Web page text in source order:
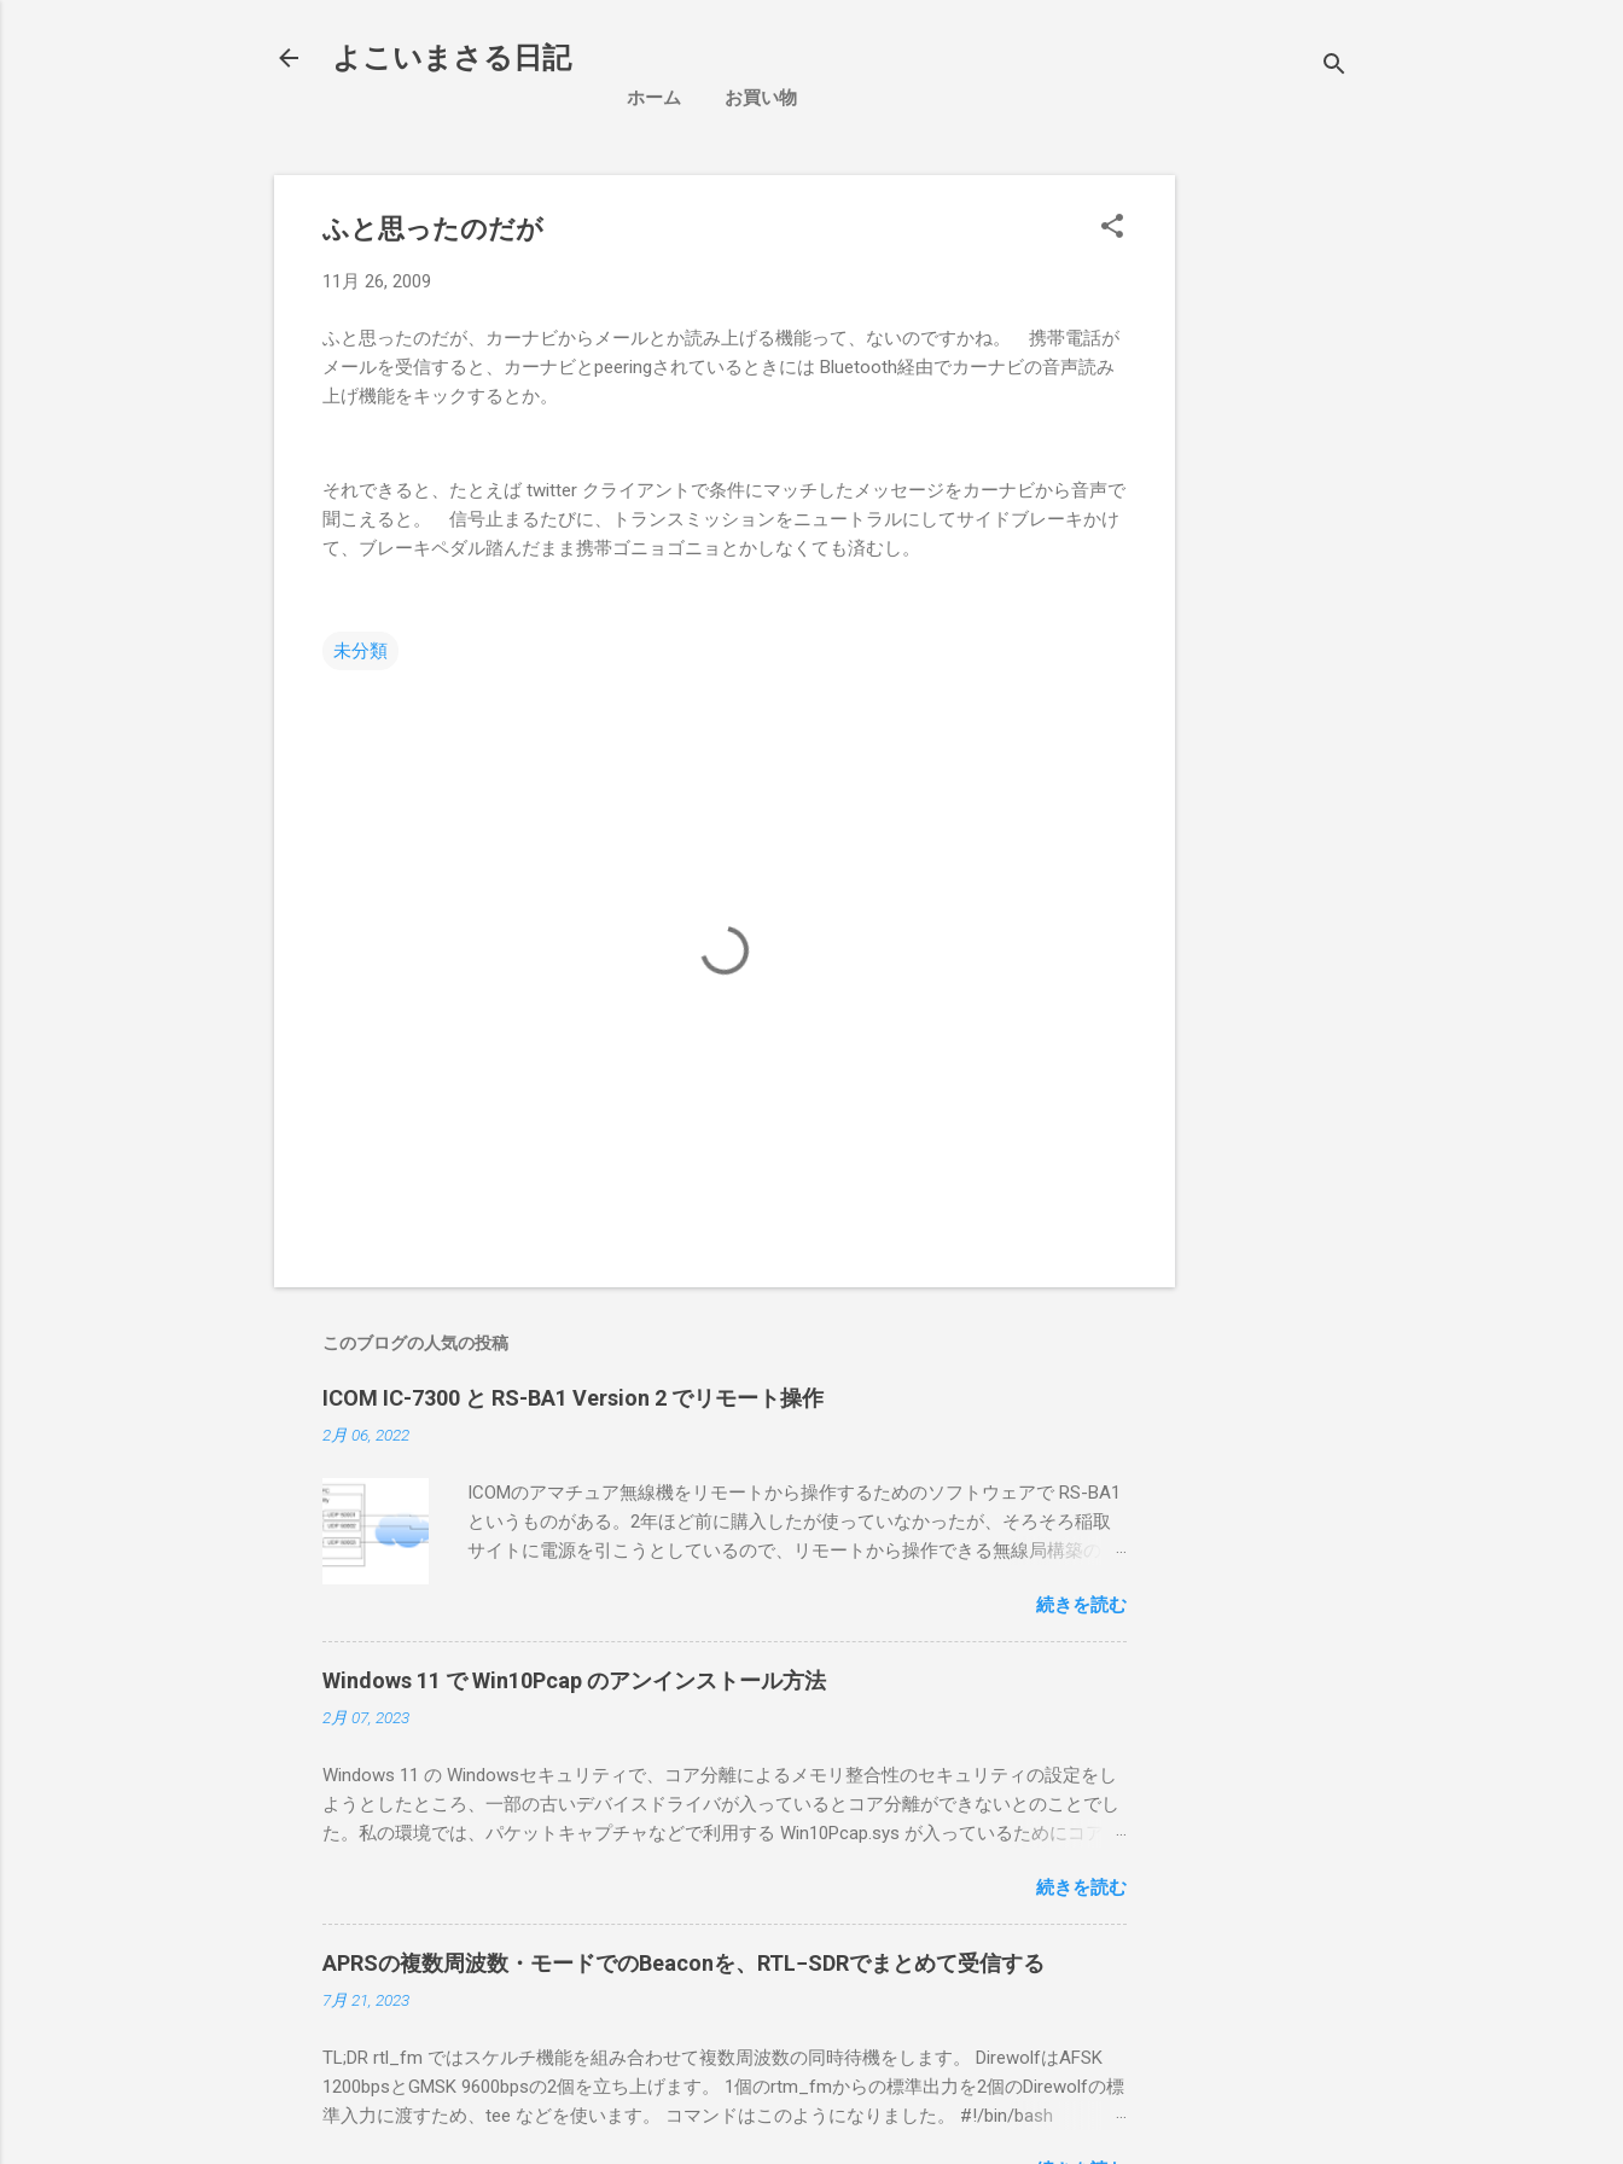
よこいまさる日記
ホーム お買い物
ふと思ったのだが
11月 26, 2009
ふと思ったのだが、カーナビからメールとか読み上げる機能って、ないのですかね。 携帯電話が
メールを受信すると、カーナビとpeeringされているときには Bluetooth経由でカーナビの音声読み
上げ機能をキックするとか。
それできると、たとえば twitter クライアントで条件にマッチしたメッセージをカーナビから音声で
聞こえると。 信号止まるたびに、トランスミッションをニュートラルにしてサイドブレーキかけ
て、ブレーキペダル踏んだまま携帯ゴニョゴニョとかしなくても済むし。
未分類
このブログの人気の投稿
ICOM IC-7300 と RS-BA1 Version 2 でリモート操作
2月 06, 2022
ICOMのアマチュア無線機をリモートから操作するためのソフトウェアで RS-BA1
というものがある。2年ほど前に購入したが使っていなかったが、そろそろ稲取
サイトに電源を引こうとしているので、リモートから操作できる無線局構築のた
ろうと思ったのだが、ちっともそんなに簡単につながらなかった。ということ
で、ハマリポイントを明示しながら、私なりの解説を書いてみる。 基本的な構成
RS-BA1を使う場合は、下記のこれらものが必要である ICOMの無線機。 今回は私
が持っているIC-7300を使う。 無線機側(サーバ側) のWindows PC。 今回はちょ
が少ないかなと思って。 操作側 (クライアント側) の Windows PC。 今回は手元
にあるマウスコンピュータのWindows 11が入ったPC 操作側で音声を使った交信
を行うならば、相応なマイクなど。 そして、リモート操作を行うソフトウェアで
私の理解した無線機からサーバPC、クライアントPCまでの流れはこの様になっ
ている。 無線機内では、USB Hubの先にUSB SerialとUSB Audio がつながってい
る。USB Serialは無線機のマイコンとつながり、CI-Vでのコマンドが交換でき
をUDP 50001で交換できるようになっており、USB SerialなどのSerial portで送受
信するCI-Vの内容はUDP 50002で交換でき、USB Audioからの音声データはUDP
50003で送受信している。 利用者側のクライアントPCでは、Remote UtilityとRS-
BA1 Remote Controlの2つのアプリで仕事を分担するようになっている。 クライ
続きを読む
Windows 11 で Win10Pcap のアンインストール方法
2月 07, 2023
Windows 11 の Windowsセキュリティで、コア分離によるメモリ整合性のセキュリティの設定をし
ようとしたところ、一部の古いデバイスドライバが入っているとコア分離ができないとのことでし
た。私の環境では、パケットキャプチャなどで利用する Win10Pcap.sys が入っているためにコア分
ンストールできなかったので、どのように実行すればよいのか調べながら実施しました。結論とし
ては pnputil というコマンドを用いればよかったです。 まずは管理者権限でTerminalを実行しま
す。 Windows terminal をインストールした環境でしたので、PowerShellが起動しました。 適当
なファイルに、現在インストールされているドライバを書き出す。 pnputil /enum-drivers > inf.txt #
上記のファイルから win10pcap を探し出す notepad.exe inf.txt 下記のよう場所があったので、ここ
バイダー名: Win10Pcap Native x64 クラス名: NetTrans クラス GUID: {4d36e975-e325-11ce-bfc1-
08002be10318} ドライバー バージョン: 10/08/2015 10.2.0.5002 署名者名: Microsoft Windows
Hardware Compatibility Publisher 今回の場合は oem131.inf が win10pcap に該当するので、これを削
続きを読む
APRSの複数周波数・モードでのBeaconを、RTL−SDRでまとめて受信する
7月 21, 2023
TL;DR rtl_fm ではスケルチ機能を組み合わせて複数周波数の同時待機をします。 DirewolfはAFSK
1200bpsとGMSK 9600bpsの2個を立ち上げます。 1個のrtm_fmからの標準出力を2個のDirewolfの標
準入力に渡すため、tee などを使います。 コマンドはこのようになりました。 #!/bin/bash